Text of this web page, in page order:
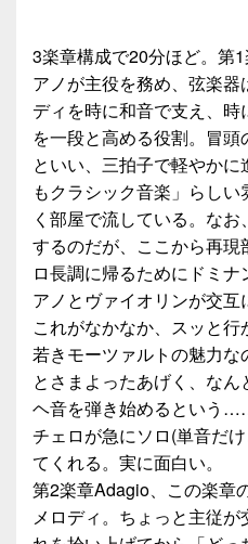
3楽章構成で20分ほど。第
アノが主役を務め、弦楽
ディを時に和音で支え、
を一段と高める役割。冒
といい、三拍子で軽やか
もクラシック音楽」らし
く部屋で流している。な
するのだが、ここから再
ロ長調に帰るためにドミ
アノとヴァイオリンが交互
これがなかなか、スッと
若きモーツァルトの魅力な
とさまよったあげく、な
ヘ音を弾き始めるという
チェロが急にソロ(単音だ
てくれる。実に面白い。
第2楽章Adagio、この楽章
メロディ。ちょっと主従